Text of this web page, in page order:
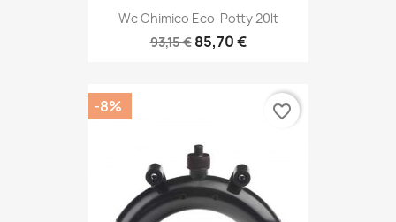
Wc Chimico Eco-Potty 20lt
93,15 € 85,70 €
-8% favorite_border